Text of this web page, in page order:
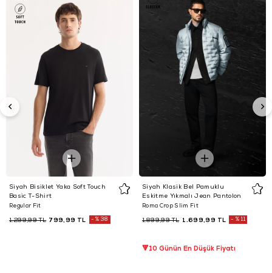
Siyah Bisiklet Yaka Soft Touch
Basic T-Shirt
Regular Fit
799,99 TL
1.299,99 TL %38
Siyah Klasik Bel Pamuklu
Eskitme Yıkmalı Jean Pantolon
Roma Crop Slim Fit
1.699,99 TL
1.899,99 TL %11
🔻10 Günün En Düşük Fiyatı